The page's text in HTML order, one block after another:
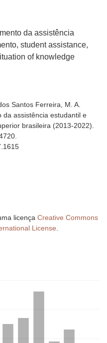
da assistência
student assistance,
of knowledge
Santos Ferreira, M. A.
da assistência estudantil e
brasileira (2013-2022).
licença Creative Commons
License.